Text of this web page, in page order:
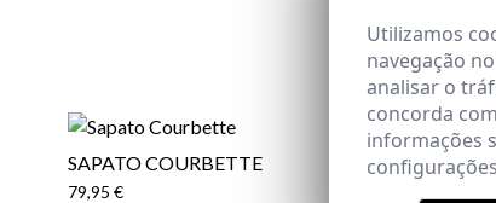
SAPATO COURBETTE
79,95 €
Utilizamos
navegação
analisar o
concorda
informações